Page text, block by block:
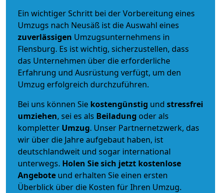
Ein wichtiger Schritt bei der Vorbereitung eines
Umzugs nach Neusäß ist die Auswahl eines
zuverlässigen Umzugsunternehmens in
Flensburg. Es ist wichtig, sicherzustellen, dass
das Unternehmen über die erforderliche
Erfahrung und Ausrüstung verfügt, um den
Umzug erfolgreich durchzuführen.
Bei uns können Sie kostengünstig und stressfrei
umziehen, sei es als Beiladung oder als
kompletter Umzug. Unser Partnernetzwerk, das
wir über die Jahre aufgebaut haben, ist
deutschlandweit und sogar international
unterwegs. Holen Sie sich jetzt kostenlose
Angebote und erhalten Sie einen ersten
Überblick über die Kosten für Ihren Umzug.